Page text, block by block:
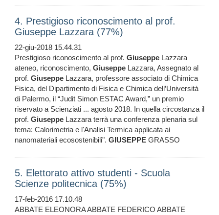
4. Prestigioso riconoscimento al prof.
Giuseppe Lazzara (77%)
22-giu-2018 15.44.31
Prestigioso riconoscimento al prof. Giuseppe Lazzara
ateneo, riconoscimento, Giuseppe Lazzara, Assegnato al
prof. Giuseppe Lazzara, professore associato di Chimica
Fisica, del Dipartimento di Fisica e Chimica dell’Università
di Palermo, il “Judit Simon ESTAC Award,” un premio
riservato a Scienziati ... agosto 2018. In quella circostanza il
prof. Giuseppe Lazzara terrà una conferenza plenaria sul
tema: Calorimetria e l'Analisi Termica applicata ai
nanomateriali ecosostenibili". GIUSEPPE GRASSO
5. Elettorato attivo studenti - Scuola
Scienze politecnica (75%)
17-feb-2016 17.10.48
ABBATE ELEONORA ABBATE FEDERICO ABBATE